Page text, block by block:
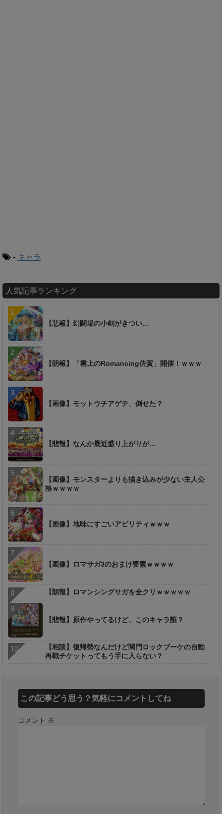
- キャラ
人気記事ランキング
【悲報】幻闘場の小剣がきつい…
【朗報】「雲上のRomancing佐賀」開催！ｗｗｗ
【画像】モットウチアゲテ、倒せた？
【悲報】なんか最近盛り上がりが…
【画像】モンスターよりも描き込みが少ない主人公
格ｗｗｗｗ
【画像】地味にすごいアビリティｗｗｗ
【画像】ロマサガ3のおまけ要素ｗｗｗｗ
【朗報】ロマンシングサガを全クリｗｗｗｗｗ
【悲報】原作やってるけど、このキャラ誰？
【相談】復帰勢なんだけど関門ロックブーケの自動
再戦チケットってもう手に入らない？
この記事どう思う？気軽にコメントしてね
コメント ※